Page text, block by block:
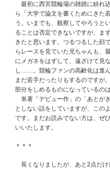
最初に西宮競輪場の雑踏に紛れ
ら「大学で論文を書くためにきた
う。いまでも、観察してやろうと
ることは否定できないですが、ま
きたと思います。つるつるした顔
らレースを見ていた兄ちゃんも、
にメガネをはずして、遠ざけて見
し……。競輪ファンの高齢化は進
まだ若手だったりもするのですが
部分をしめるものになっているの
単著「デビュー作」の「あとが
としない話をしていますが、この
です。まだお読みでない方は、ぜ
いいたします。
＊＊＊
長くなりましたが、あと2点だ